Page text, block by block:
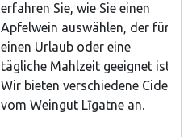
erfahren Sie, wie Sie einen
Apfelwein auswählen, der für
einen Urlaub oder eine
tägliche Mahlzeit geeignet ist.
Wir bieten verschiedene Cider
vom Weingut Līgatne an.